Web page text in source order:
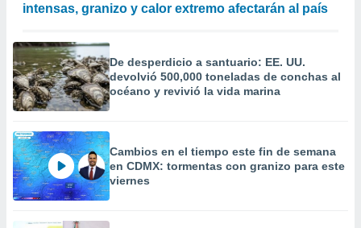
intensas, granizo y calor extremo afectarán al país
De desperdicio a santuario: EE. UU.
devolvió 500,000 toneladas de conchas al
océano y revivió la vida marina
Cambios en el tiempo este fin de semana
en CDMX: tormentas con granizo para este
viernes